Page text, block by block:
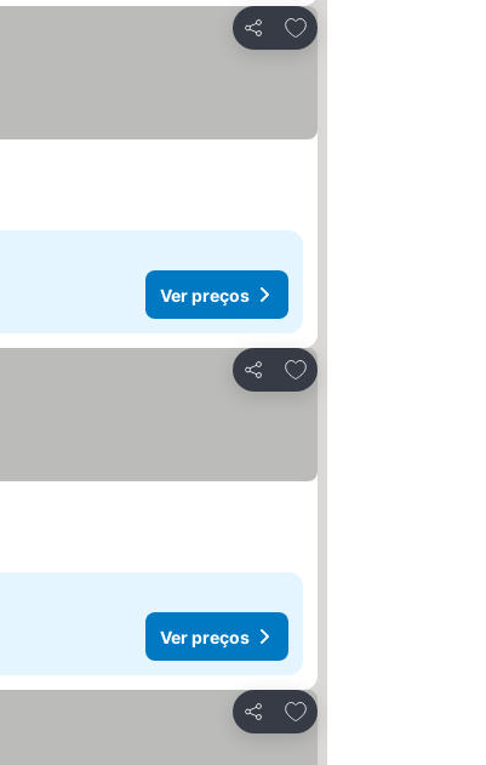
Partilhar
Adicionar aos favoritos
Ver preços
Partilhar
Adicionar aos favoritos
Ver preços
Partilhar
Adicionar aos favoritos